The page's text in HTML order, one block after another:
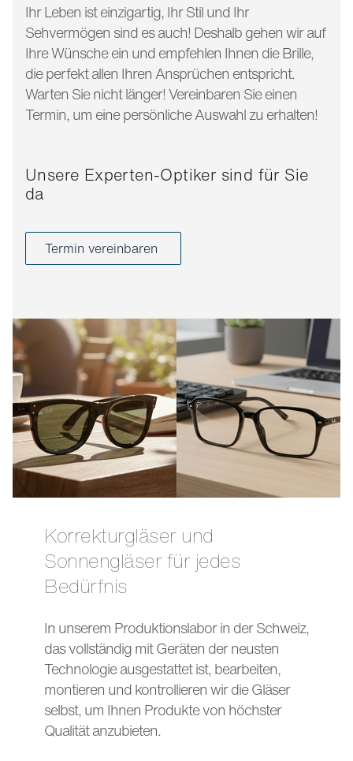
Ihr Leben ist einzigartig, Ihr Stil und Ihr
Sehvermögen sind es auch! Deshalb gehen wir auf
Ihre Wünsche ein und empfehlen Ihnen die Brille,
die perfekt allen Ihren Ansprüchen entspricht.
Warten Sie nicht länger! Vereinbaren Sie einen
Termin, um eine persönliche Auswahl zu erhalten!
Unsere Experten-Optiker sind für Sie
da
Termin vereinbaren
Korrekturgläser und
Sonnengläser für jedes
Bedürfnis
In unserem Produktionslabor in der Schweiz,
das vollständig mit Geräten der neusten
Technologie ausgestattet ist, bearbeiten,
montieren und kontrollieren wir die Gläser
selbst, um Ihnen Produkte von höchster
Qualität anzubieten.